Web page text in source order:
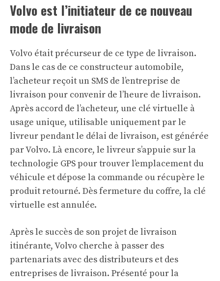
Volvo est l’initiateur de ce nouveau
mode de livraison
Volvo était précurseur de ce type de livraison.
Dans le cas de ce constructeur automobile,
l’acheteur reçoit un SMS de l’entreprise de
livraison pour convenir de l’heure de livraison.
Après accord de l’acheteur, une clé virtuelle à
usage unique, utilisable uniquement par le
livreur pendant le délai de livraison, est générée
par Volvo. Là encore, le livreur s’appuie sur la
technologie GPS pour trouver l’emplacement du
véhicule et dépose la commande ou récupère le
produit retourné. Dès fermeture du coffre, la clé
virtuelle est annulée.
Après le succès de son projet de livraison
itinérante, Volvo cherche à passer des
partenariats avec des distributeurs et des
entreprises de livraison. Présenté pour la